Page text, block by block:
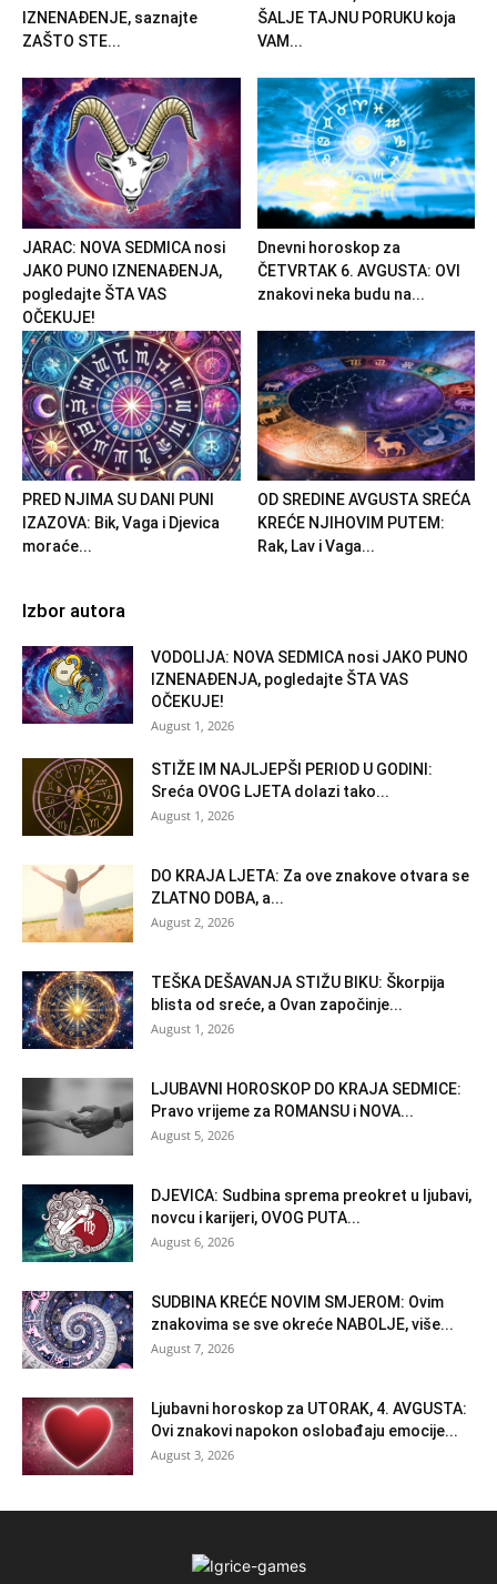
IZNENAĐENJE, saznajte
ZAŠTO STE...
ŠALJE TAJNU PORUKU koja
VAM...
JARAC: NOVA SEDMICA nosi
JAKO PUNO IZNENAĐENJA,
pogledajte ŠTA VAS
OČEKUJE!
Dnevni horoskop za
ČETVRTAK 6. AVGUSTA: OVI
znakovi neka budu na...
PRED NJIMA SU DANI PUNI
IZAZOVA: Bik, Vaga i Djevica
moraće...
OD SREDINE AVGUSTA SREĆA
KREĆE NJIHOVIM PUTEM:
Rak, Lav i Vaga...
Izbor autora
VODOLIJA: NOVA SEDMICA nosi JAKO PUNO
IZNENAĐENJA, pogledajte ŠTA VAS
OČEKUJE!
August 1, 2026
STIŽE IM NAJLJEPŠI PERIOD U GODINI:
Sreća OVOG LJETA dolazi tako...
August 1, 2026
DO KRAJA LJETA: Za ove znakove otvara se
ZLATNO DOBA, a...
August 2, 2026
TEŠKA DEŠAVANJA STIŽU BIKU: Škorpija
blista od sreće, a Ovan započinje...
August 1, 2026
LJUBAVNI HOROSKOP DO KRAJA SEDMICE:
Pravo vrijeme za ROMANSU i NOVA...
August 5, 2026
DJEVICA: Sudbina sprema preokret u ljubavi,
novcu i karijeri, OVOG PUTA...
August 6, 2026
SUDBINA KREĆE NOVIM SMJEROM: Ovim
znakovima se sve okreće NABOLJE, više...
August 7, 2026
Ljubavni horoskop za UTORAK, 4. AVGUSTA:
Ovi znakovi napokon oslobađaju emocije...
August 3, 2026